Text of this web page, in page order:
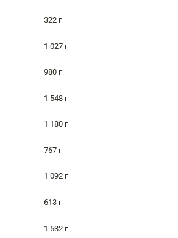
322 г
1 027 г
980 г
1 548 г
1 180 г
767 г
1 092 г
613 г
1 532 г